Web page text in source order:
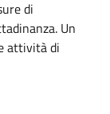
di
Un
attività di